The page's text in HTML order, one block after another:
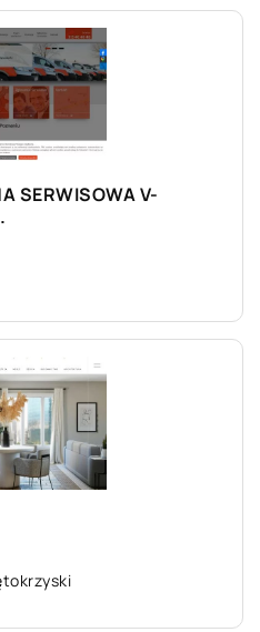
SERWISOWA V-